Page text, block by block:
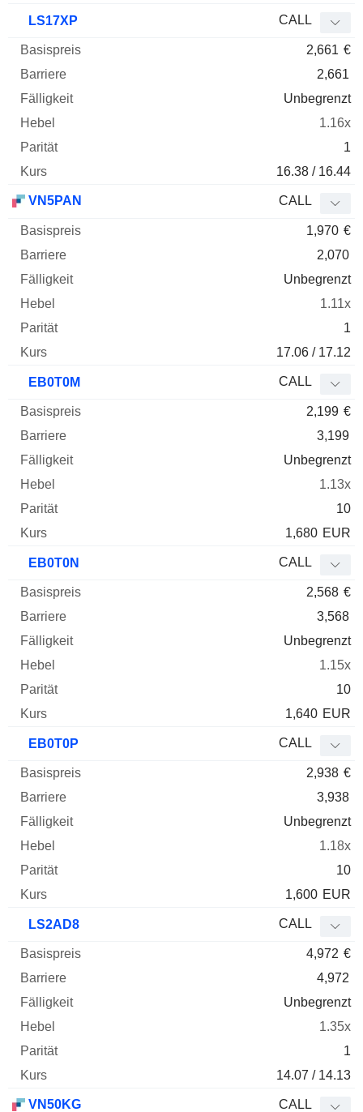
LS17XP CALL
2,661 €
2,661
Unbegrenzt
1.16x
1
16.38 / 16.44
VN5PAN CALL
1,970 €
2,070
Unbegrenzt
1.11x
1
17.06 / 17.12
EB0T0M CALL
2,199 €
3,199
Unbegrenzt
1.13x
10
1,680 EUR
EB0T0N CALL
2,568 €
3,568
Unbegrenzt
1.15x
10
1,640 EUR
EB0T0P CALL
2,938 €
3,938
Unbegrenzt
1.18x
10
1,600 EUR
LS2AD8 CALL
4,972 €
4,972
Unbegrenzt
1.35x
1
14.07 / 14.13
VN50KG CALL